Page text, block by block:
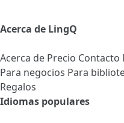
Acerca de LingQ
Acerca de Precio Contacto
Para negocios Para
Regalos
Idiomas populares